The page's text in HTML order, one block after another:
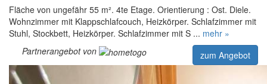
Fläche von ungefähr 55 m². 4te Etage. Orientierung : Ost. Diele.
Wohnzimmer mit Klappschlafcouch, Heizkörper. Schlafzimmer mit
Stuhl, Stockbett, Heizkörper. Schlafzimmer mit S ... mehr »
Partnerangebot von
zum Angebot